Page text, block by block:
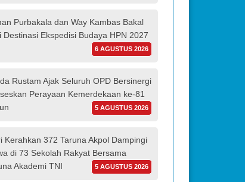
Purbakala dan Way Kambas Bakal
Destinasi Ekspedisi Budaya HPN 2027
6 AGUSTUS 2026
Rustam Ajak Seluruh OPD Bersinergi
Perayaan Kemerdekaan ke-81
5 AGUSTUS 2026
Kerahkan 372 Taruna Akpol Dampingi
di 73 Sekolah Rakyat Bersama
Akademi TNI
5 AGUSTUS 2026